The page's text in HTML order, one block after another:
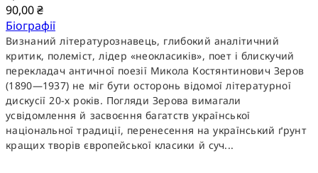
90,00 ₴
Біографії
Визнаний літературознавець, глибокий аналітичний
критик, полеміст, лідер «неокласиків», поет і блискучий
перекладач античної поезії Микола Костянтинович Зеров
(1890—1937) не міг бути осторонь відомої літературної
дискусії 20-х років. Погляди Зерова вимагали
усвідомлення й засвоєння багатств української
національної традиції, перенесення на український ґрунт
кращих творів європейської класики й суч...